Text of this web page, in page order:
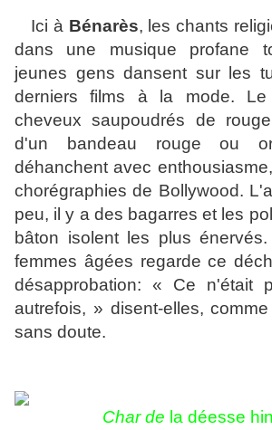
Ici à Bénarès, les chants
dans une musique profane
jeunes gens dansent sur les
derniers films à la mode.
cheveux saupoudrés de
d'un bandeau rouge ou
déhanchent avec
chorégraphies de Bollywood.
peu, il y a des bagarres et les
bâton isolent les plus
femmes âgées regarde ce
désapprobation: « Ce n'était
autrefois, » disent-elles,
sans doute.
Char de la déesse